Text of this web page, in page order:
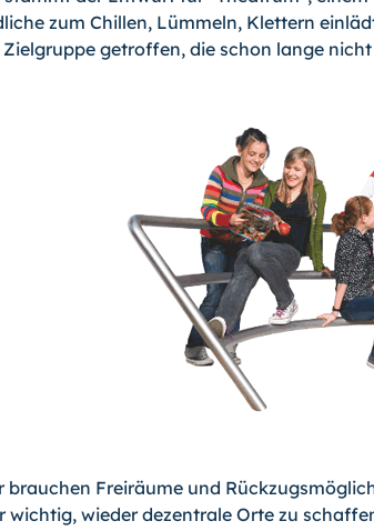
zum Chillen, Lümmeln, Klettern
getroffen, die schon lange
brauchen Freiräume und
wichtig, wieder dezentrale Orte zu